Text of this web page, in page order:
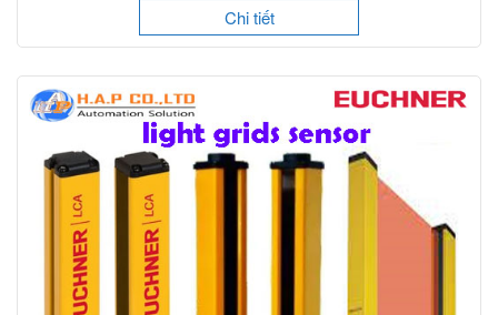
Chi tiết